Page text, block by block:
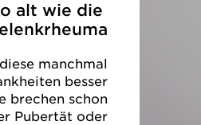
alt wie die
manchmal
besser
brechen schon
Pubertät oder